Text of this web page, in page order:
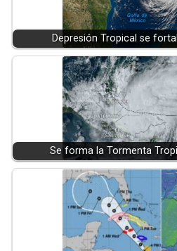
Depresión Tropical se
Se forma la Tormenta